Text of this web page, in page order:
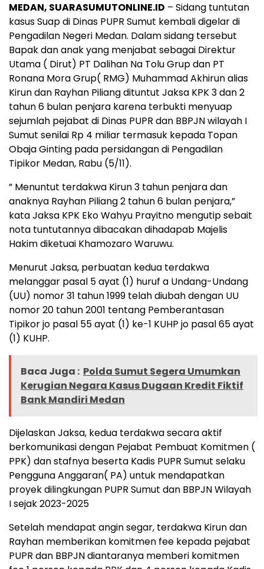
MEDAN, SUARASUMUTONLINE.ID – Sidang tuntutan
kasus Suap di Dinas PUPR Sumut kembali digelar di
Pengadilan Negeri Medan. Dalam sidang tersebut
Bapak dan anak yang menjabat sebagai Direktur
Utama ( Dirut) PT Dalihan Na Tolu Grup dan PT
Ronana Mora Grup( RMG) Muhammad Akhirun alias
Kirun dan Rayhan Piliang dituntut Jaksa KPK 3 dan 2
tahun 6 bulan penjara karena terbukti menyuap
sejumlah pejabat di Dinas PUPR dan BBPJN wilayah I
Sumut senilai Rp 4 miliar termasuk kepada Topan
Obaja Ginting pada persidangan di Pengadilan
Tipikor Medan, Rabu (5/11).
” Menuntut terdakwa Kirun 3 tahun penjara dan
anaknya Rayhan Piliang 2 tahun 6 bulan penjara,”
kata Jaksa KPK Eko Wahyu Prayitno mengutip sebait
nota tuntutannya dibacakan dihadapab Majelis
Hakim diketuai Khamozaro Waruwu.
Menurut Jaksa, perbuatan kedua terdakwa
melanggar pasal 5 ayat (1) huruf a Undang-Undang
(UU) nomor 31 tahun 1999 telah diubah dengan UU
nomor 20 tahun 2001 tentang Pemberantasan
Tipikor jo pasal 55 ayat (1) ke-1 KUHP jo pasal 65 ayat
(1) KUHP.
Baca Juga : Polda Sumut Segera Umumkan
Kerugian Negara Kasus Dugaan Kredit Fiktif
Bank Mandiri Medan
Dijelaskan Jaksa, kedua terdakwa secara aktif
berkomunikasi dengan Pejabat Pembuat Komitmen (
PPK) dan stafnya beserta Kadis PUPR Sumut selaku
Pengguna Anggaran( PA) untuk mendapatkan
proyek dilingkungan PUPR Sumut dan BBPJN Wilayah
I sejak 2023-2025
Setelah mendapat angin segar, terdakwa Kirun dan
Rayhan memberikan komitmen fee kepada pejabat
PUPR dan BBPJN diantaranya memberi komitmen